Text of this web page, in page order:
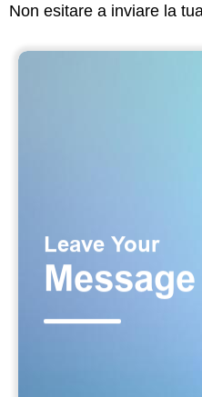
Non esitare a inviare la